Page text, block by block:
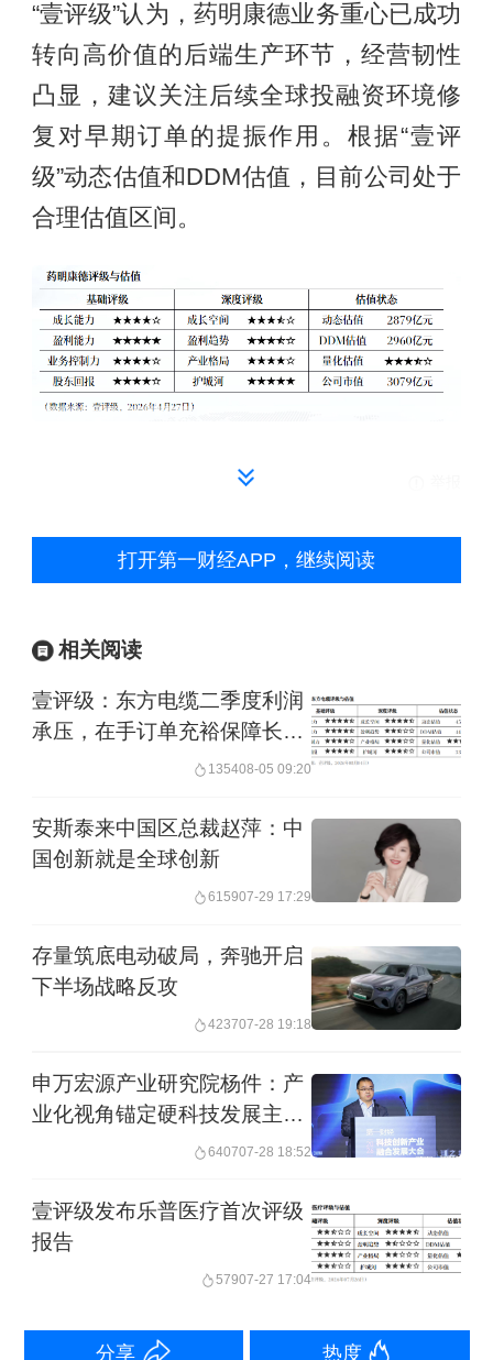
“壹评级”认为，药明康德业务重心已成功
转向高价值的后端生产环节，经营韧性
凸显，建议关注后续全球投融资环境修
复对早期订单的提振作用。根据“壹评
级”动态估值和DDM估值，目前公司处于
合理估值区间。
第一财经广告合作，请点击这里
此内容为第一财经原创，著作权归第一财经所有。未经第一财
如需获得授权请联系第一财经版权部：
打开第一财经APP，继续阅读
相关阅读
壹评级：东方电缆二季度利润
承压，在手订单充裕保障长期
135408-05 09:20
安斯泰来中国区总裁赵萍：中
国创新就是全球创新
615907-29 17:29
存量筑底电动破局，奔驰开启
下半场战略反攻
423707-28 19:18
申万宏源产业研究院杨件：产
业化视角锚定硬科技发展主线
详解四大核心赛道长期成长机
640707-28 18:52
壹评级发布乐普医疗首次评级
报告
57907-27 17:04
分享 热度